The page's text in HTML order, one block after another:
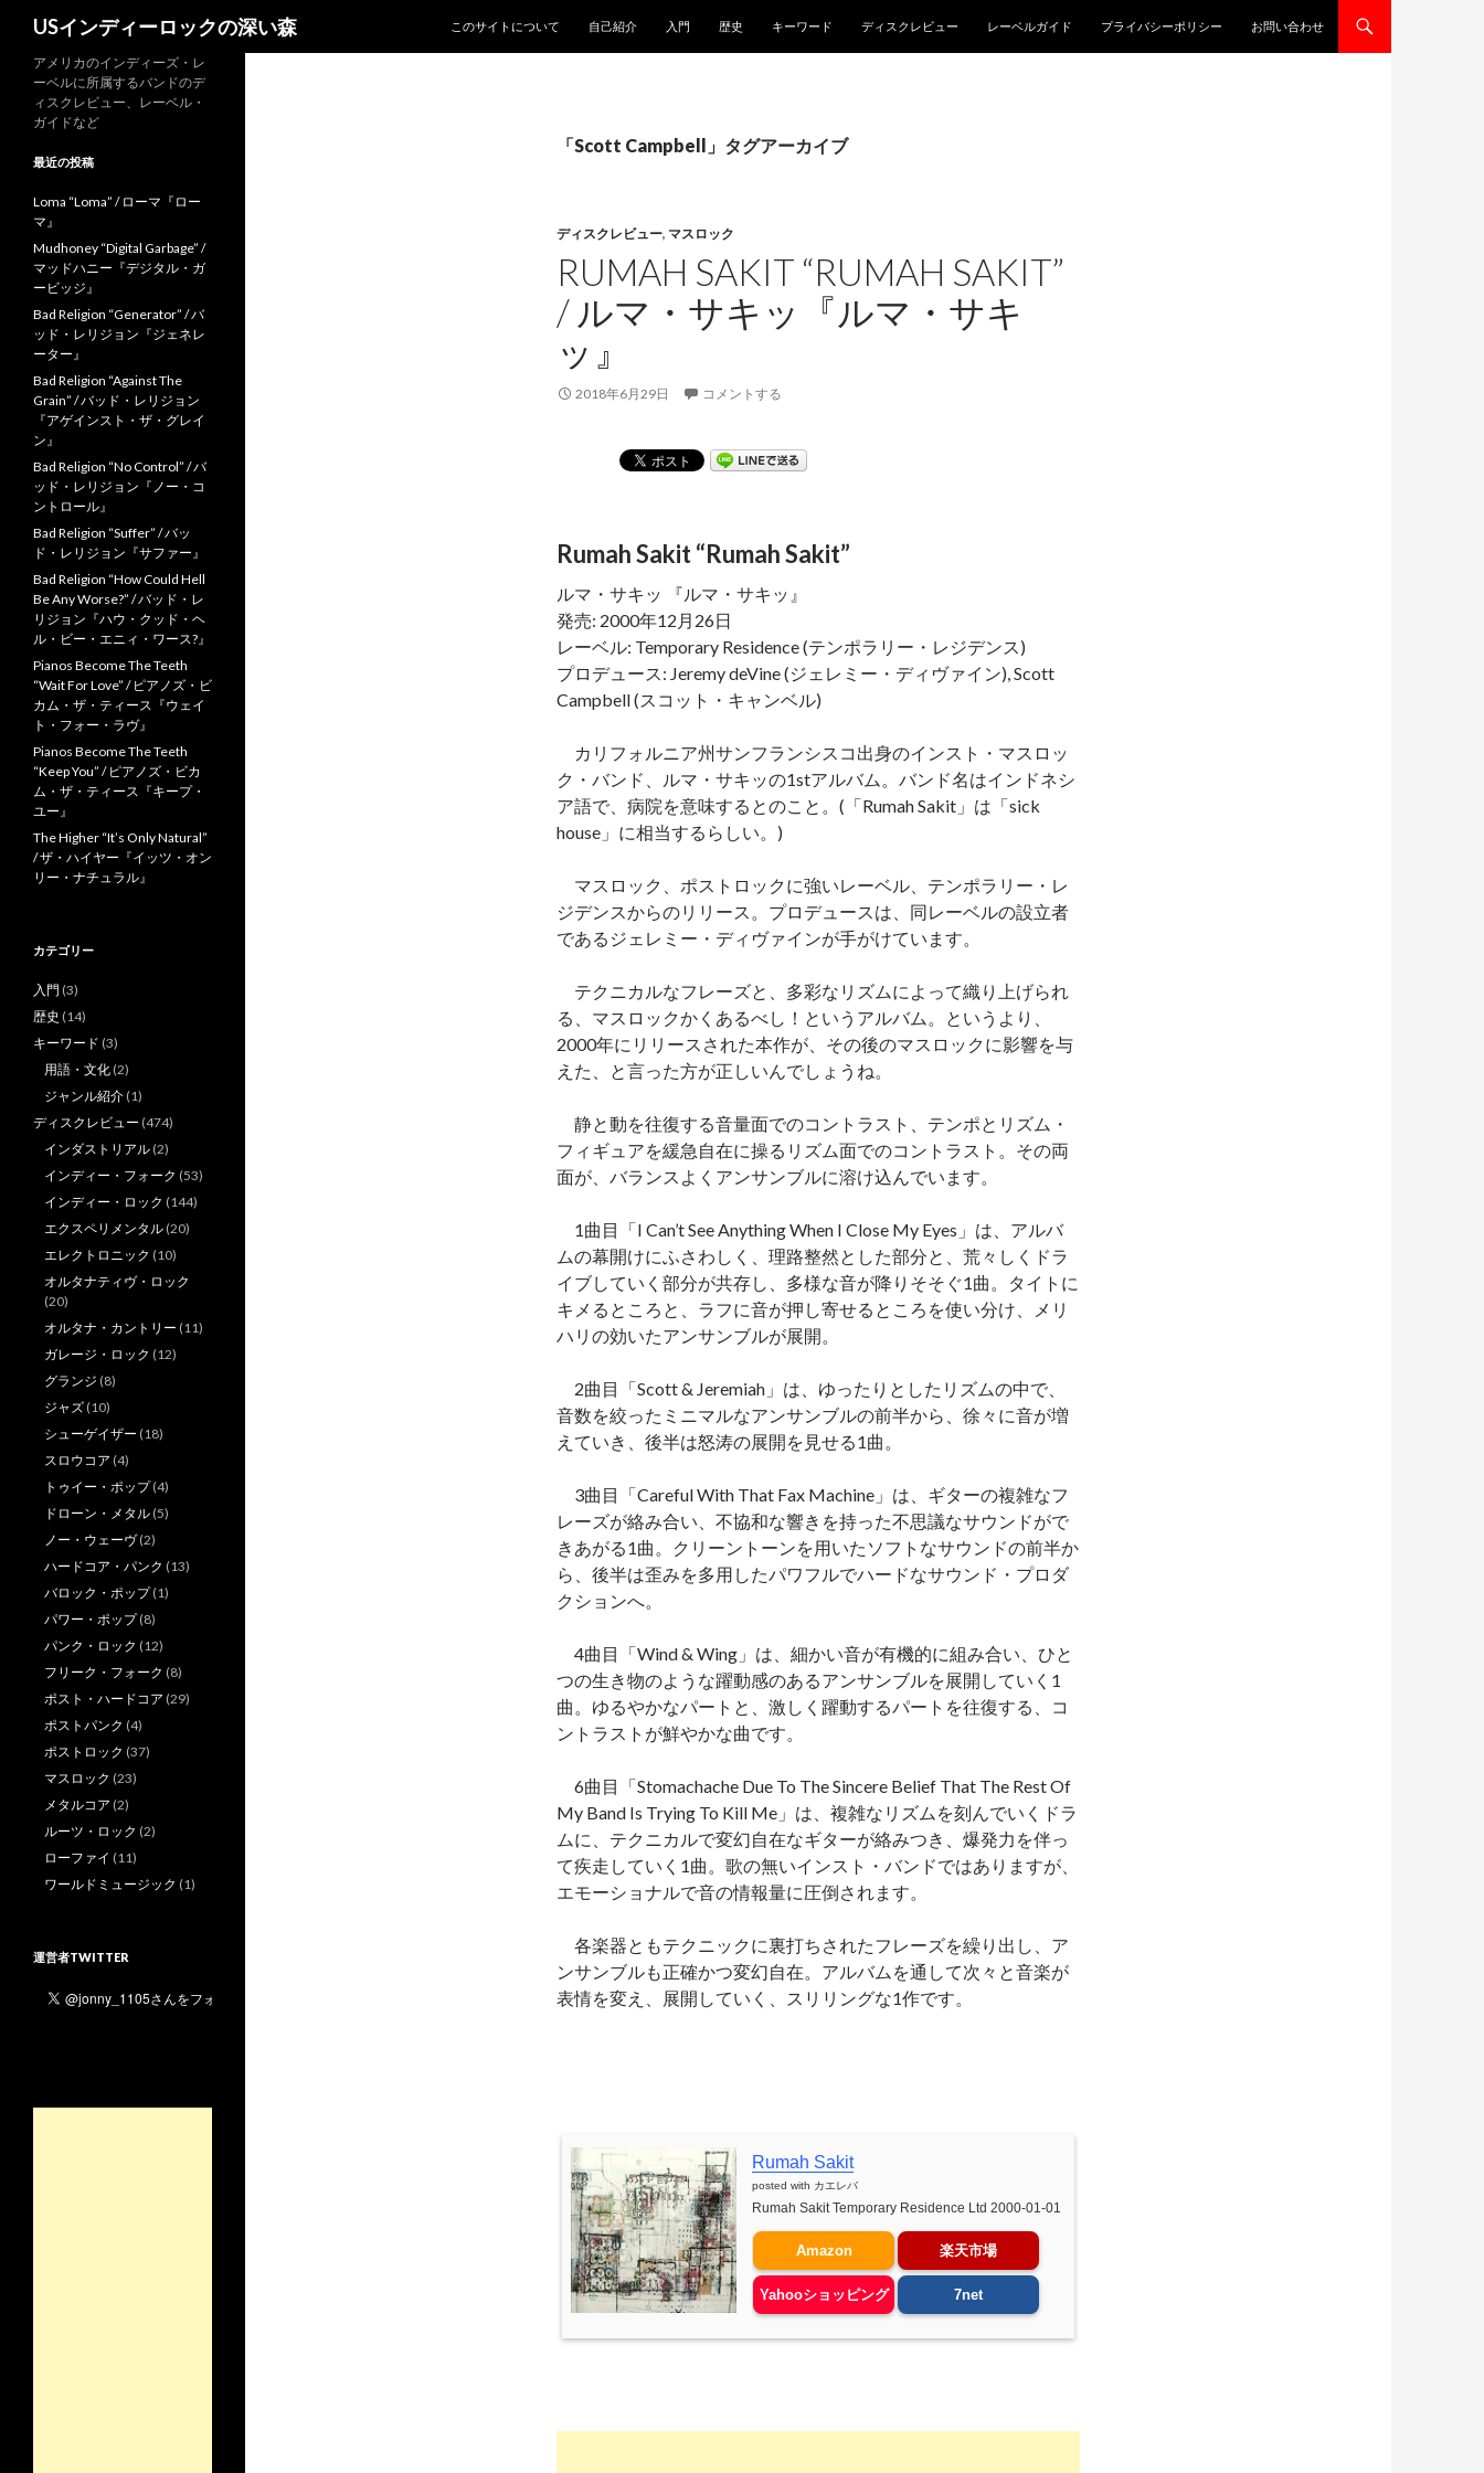
USインディーロックの深い森
このサイトについて
自己紹介 入門 歴史 キーワード ディスクレビュー レーベルガイド プライバシーポリシー お問い合わせ
「Scott Campbell」タグアーカイブ
ディスクレビュー, マスロック
RUMAH SAKIT “RUMAH SAKIT”
/ ルマ・サキッ『ルマ・サキ
ッ』
2018年6月29日 コメントする
Rumah Sakit “Rumah Sakit”
ルマ・サキッ 『ルマ・サキッ』
発売: 2000年12月26日
レーベル: Temporary Residence (テンポラリー・レジデンス)
プロデュース: Jeremy deVine (ジェレミー・ディヴァイン), Scott
Campbell (スコット・キャンベル)
カリフォルニア州サンフランシスコ出身のインスト・マスロッ
ク・バンド、ルマ・サキッの1stアルバム。バンド名はインドネシ
ア語で、病院を意味するとのこと。(「Rumah Sakit」は「sick
house」に相当するらしい。)
マスロック、ポストロックに強いレーベル、テンポラリー・レ
ジデンスからのリリース。プロデュースは、同レーベルの設立者
であるジェレミー・ディヴァインが手がけています。
テクニカルなフレーズと、多彩なリズムによって織り上げられ
る、マスロックかくあるべし！というアルバム。というより、
2000年にリリースされた本作が、その後のマスロックに影響を与
えた、と言った方が正しいんでしょうね。
静と動を往復する音量面でのコントラスト、テンポとリズム・
フィギュアを緩急自在に操るリズム面でのコントラスト。その両
面が、バランスよくアンサンブルに溶け込んでいます。
1曲目「I Can’t See Anything When I Close My Eyes」は、アルバ
ムの幕開けにふさわしく、理路整然とした部分と、荒々しくドラ
イブしていく部分が共存し、多様な音が降りそそぐ1曲。タイトに
キメるところと、ラフに音が押し寄せるところを使い分け、メリ
ハリの効いたアンサンブルが展開。
2曲目「Scott & Jeremiah」は、ゆったりとしたリズムの中で、
音数を絞ったミニマルなアンサンブルの前半から、徐々に音が増
えていき、後半は怒涛の展開を見せる1曲。
3曲目「Careful With That Fax Machine」は、ギターの複雑なフ
レーズが絡み合い、不協和な響きを持った不思議なサウンドがで
きあがる1曲。クリーントーンを用いたソフトなサウンドの前半か
ら、後半は歪みを多用したパワフルでハードなサウンド・プロダ
クションへ。
4曲目「Wind & Wing」は、細かい音が有機的に組み合い、ひと
つの生き物のような躍動感のあるアンサンブルを展開していく1
曲。ゆるやかなパートと、激しく躍動するパートを往復する、コ
ントラストが鮮やかな曲です。
6曲目「Stomachache Due To The Sincere Belief That The Rest Of
My Band Is Trying To Kill Me」は、複雑なリズムを刻んでいくドラ
ムに、テクニカルで変幻自在なギターが絡みつき、爆発力を伴っ
て疾走していく1曲。歌の無いインスト・バンドではありますが、
エモーショナルで音の情報量に圧倒されます。
各楽器ともテクニックに裏打ちされたフレーズを繰り出し、ア
ンサンブルも正確かつ変幻自在。アルバムを通して次々と音楽が
表情を変え、展開していく、スリリングな1作です。
Rumah Sakit
posted with カエレバ
Rumah Sakit Temporary Residence Ltd 2000-01-01
Amazon 楽天市場
Yahooショッピング 7net
アメリカのインディーズ・レ
ーベルに所属するバンドのデ
ィスクレビュー、レーベル・
ガイドなど
最近の投稿
Loma “Loma” / ローマ『ロー
マ』
Mudhoney “Digital Garbage” /
マッドハニー『デジタル・ガ
ービッジ』
Bad Religion “Generator” / バ
ッド・レリジョン『ジェネレ
ーター』
Bad Religion “Against The
Grain” / バッド・レリジョン
『アゲインスト・ザ・グレイ
ン』
Bad Religion “No Control” / バ
ッド・レリジョン『ノー・コ
ントロール』
Bad Religion “Suffer” / バッ
ド・レリジョン『サファー』
Bad Religion “How Could Hell
Be Any Worse?” / バッド・レ
リジョン『ハウ・クッド・ヘ
ル・ビー・エニィ・ワース?』
Pianos Become The Teeth
“Wait For Love” / ピアノズ・ビ
カム・ザ・ティース『ウェイ
ト・フォー・ラヴ』
Pianos Become The Teeth
“Keep You” / ピアノズ・ビカ
ム・ザ・ティース『キープ・
ユー』
The Higher “It’s Only Natural”
/ ザ・ハイヤー『イッツ・オン
リー・ナチュラル』
カテゴリー
入門 (3)
歴史 (14)
キーワード (3)
用語・文化 (2)
ジャンル紹介 (1)
ディスクレビュー (474)
インダストリアル (2)
インディー・フォーク (53)
インディー・ロック (144)
エクスペリメンタル (20)
エレクトロニック (10)
オルタナティヴ・ロック
(20)
オルタナ・カントリー (11)
ガレージ・ロック (12)
グランジ (8)
ジャズ (10)
シューゲイザー (18)
スロウコア (4)
トゥイー・ポップ(4)
ドローン・メタル (5)
ノー・ウェーヴ(2)
ハードコア・パンク (13)
バロック・ポップ(1)
パワー・ポップ(8)
パンク・ロック (12)
フリーク・フォーク (8)
ポスト・ハードコア (29)
ポストパンク (4)
ポストロック (37)
マスロック (23)
メタルコア (2)
ルーツ・ロック (2)
ローファイ (11)
ワールドミュージック (1)
運営者TWITTER